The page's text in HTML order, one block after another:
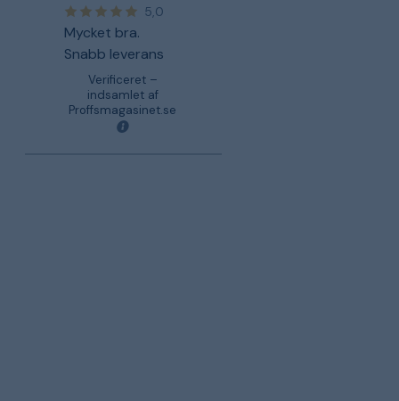
5,0
Mycket bra.
Snabb leverans
Verificeret –
indsamlet af
Proffsmagasinet.se